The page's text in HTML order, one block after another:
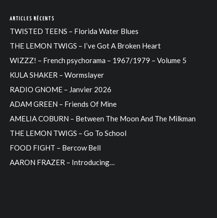
ARTICLES RÉCENTS
TWISTED TEENS – Florida Water Blues
THE LEMON TWIGS – I’ve Got A Broken Heart
WIZZZ! – French psychorama – 1967/1979 – Volume 5
KULA SHAKER – Wormslayer
RADIO GNOME – Janvier 2026
ADAM GREEN – Friends Of Mine
AMELIA COBURN – Between The Moon And The Milkman
THE LEMON TWIGS – Go To School
FOOD FIGHT – Bercow Bell
AARON FRAZER – Introducing…